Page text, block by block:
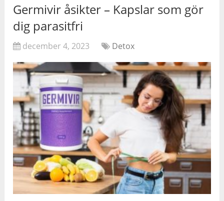
Germivir åsikter – Kapslar som gör
dig parasitfri
december 4, 2023 Detox